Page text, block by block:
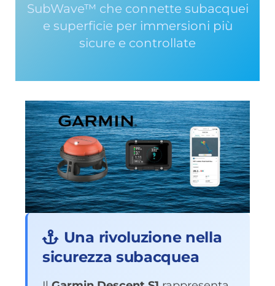
SubWave™ che connette subacquei
e superficie per immersioni più
sicure e controllate
Una rivoluzione nella
sicurezza subacquea